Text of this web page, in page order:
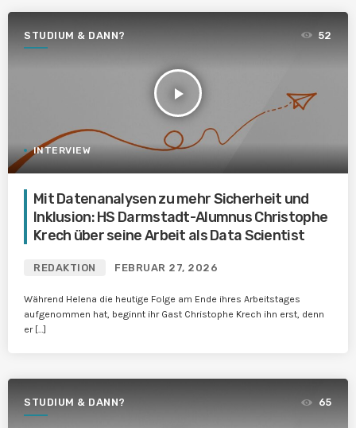
STUDIUM & DANN?
play_arrow
52
INTERVIEW
Mit Datenanalysen zu mehr Sicherheit und
Inklusion: HS Darmstadt-Alumnus Christophe
Krech über seine Arbeit als Data Scientist
REDAKTION FEBRUAR 27, 2026
Während Helena die heutige Folge am Ende ihres Arbeitstages
aufgenommen hat, beginnt ihr Gast Christophe Krech ihn erst, denn
er […]
STUDIUM & DANN? 65